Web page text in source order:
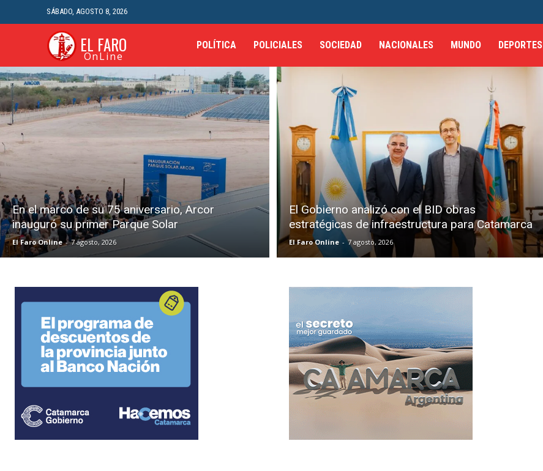
SÁBADO, AGOSTO 8, 2026
EL FARO
OnLine
POLÍTICA POLICIALES SOCIEDAD NACIONALES MUNDO DEPORTES
En el marco de su 75 aniversario, Arcor
inauguró su primer Parque Solar
El Faro Online - 7 agosto, 2026
El Gobierno analizó con el BID obras
estratégicas de infraestructura para Catamarca
El Faro Online - 7 agosto, 2026